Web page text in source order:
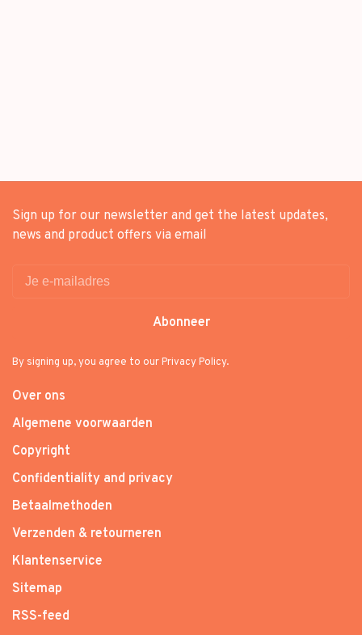
Sign up for our newsletter and get the latest updates,
news and product offers via email
Abonneer
By signing up, you agree to our Privacy Policy.
Over ons
Algemene voorwaarden
Copyright
Confidentiality and privacy
Betaalmethoden
Verzenden & retourneren
Klantenservice
Sitemap
RSS-feed